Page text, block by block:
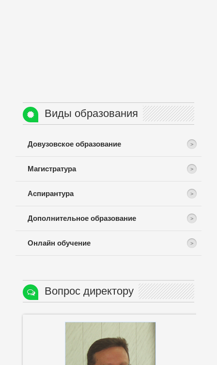
Виды образования
Довузовское образование
Магистратура
Аспирантура
Дополнительное образование
Онлайн обучение
Вопрос директору